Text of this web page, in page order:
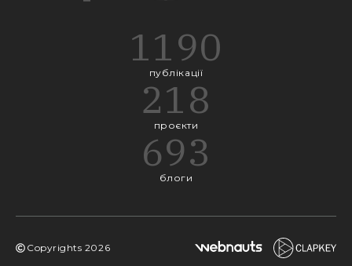
1190
публікації
218
проєкти
693
блоги
Copyrights 2026